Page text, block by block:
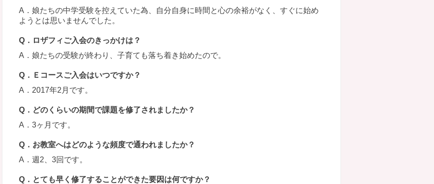
A．娘たちの中学受験を控えていた為、自分自身に時間と心の余裕がなく、すぐに始め
ようとは思いませんでした。
Q．ロザフィご入会のきっかけは？
A．娘たちの受験が終わり、子育ても落ち着き始めたので。
Q．Ｅコースご入会はいつですか？
A．2017年2月です。
Q．どのくらいの期間で課題を修了されましたか？
A．3ヶ月です。
Q．お教室へはどのような頻度で通われましたか？
A．週2、3回です。
Q．とても早く修了することができた要因は何ですか？